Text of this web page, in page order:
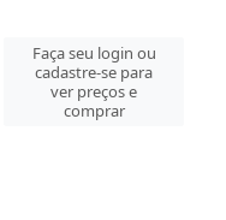
Faça seu login ou
cadastre-se para
ver preços e